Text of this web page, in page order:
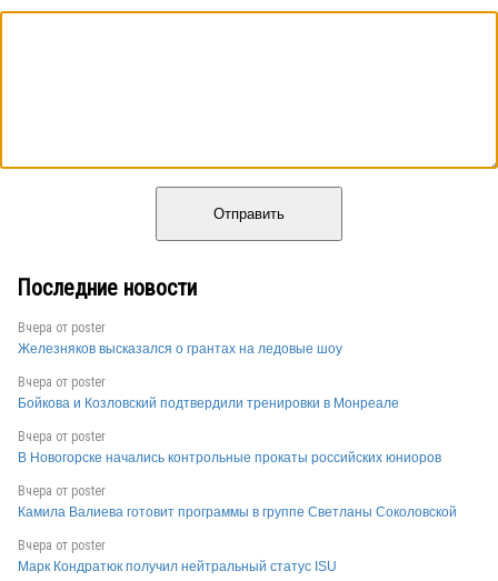
Отправить
Последние новости
Вчера от poster
Железняков высказался о грантах на ледовые шоу
Вчера от poster
Бойкова и Козловский подтвердили тренировки в Монреале
Вчера от poster
В Новогорске начались контрольные прокаты российских юниоров
Вчера от poster
Камила Валиева готовит программы в группе Светланы Соколовской
Вчера от poster
Марк Кондратюк получил нейтральный статус ISU